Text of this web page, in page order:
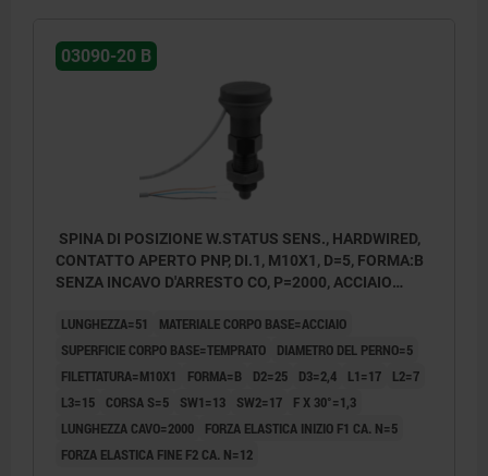
03090-20 B
SPINA DI POSIZIONE W.STATUS SENS., HARDWIRED,
CONTATTO APERTO PNP, DI.1, M10X1, D=5, FORMA:B
SENZA INCAVO D'ARRESTO CO, P=2000, ACCIAIO
NERASTRO RAL7021
LUNGHEZZA=51
MATERIALE CORPO BASE=ACCIAIO
SUPERFICIE CORPO BASE=TEMPRATO
DIAMETRO DEL PERNO=5
FILETTATURA=M10X1
FORMA=B D2=25 D3=2,4 L1=17
L2=7
L3=15
CORSA S=5 SW1=13 SW2=17
F X 30°=1,3
LUNGHEZZA CAVO=2000
FORZA ELASTICA INIZIO F1 CA. N=5
FORZA ELASTICA FINE F2 CA. N=12